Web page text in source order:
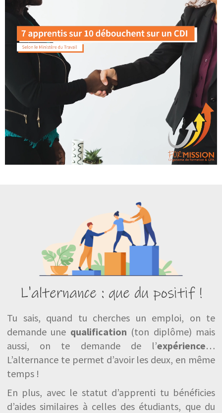
L'alternance : que du positif !
Tu sais, quand tu cherches un emploi, on te
demande une qualification (ton diplôme) mais
aussi, on te demande de l’expérience…
L’alternance te permet d’avoir les deux, en même
temps !
En plus, avec le statut d’apprenti tu bénéficies
d’aides similaires à celles des étudiants, que du